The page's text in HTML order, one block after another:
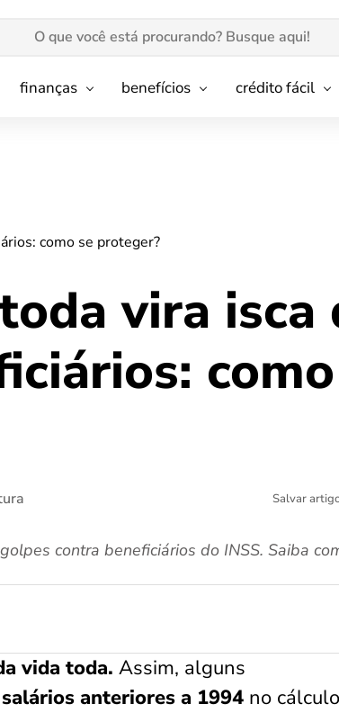
finanças benefícios crédito fácil
como se proteger?
vira isca
Salvar
contra beneficiários do INSS. Saiba
vida toda. Assim, alguns
salários anteriores a 1994 no cálculo